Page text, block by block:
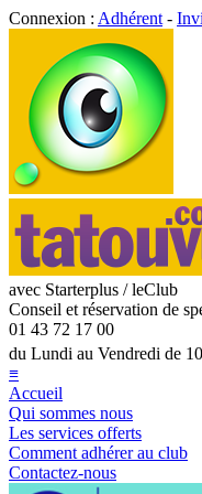
Connexion : Adhérent -
avec Starterplus / leClub
Conseil et réservation de
01 43 72 17 00
du Lundi au Vendredi de
≡
Accueil
Qui sommes nous
Les services offerts
Comment adhérer au club
Contactez-nous